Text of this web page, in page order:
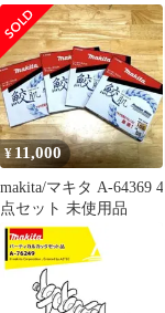
品
¥ 11,000
makita/マキタ A-64369 4
点セット 未使用品